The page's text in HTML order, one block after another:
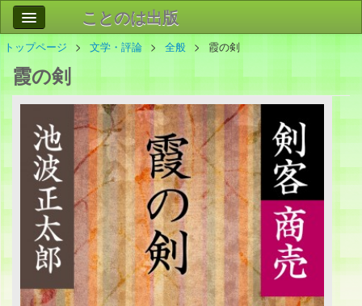
ことのは出版
作品
事業案内
お問い合わせ
トップページ 文学・評論 全般 霞の剣
霞の剣